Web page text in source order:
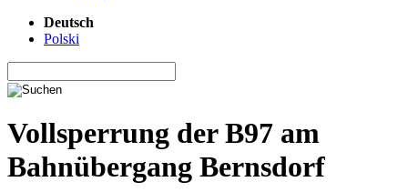
Deutsch
Polski
Vollsperrung der B97 am
Bahnübergang Bernsdorf